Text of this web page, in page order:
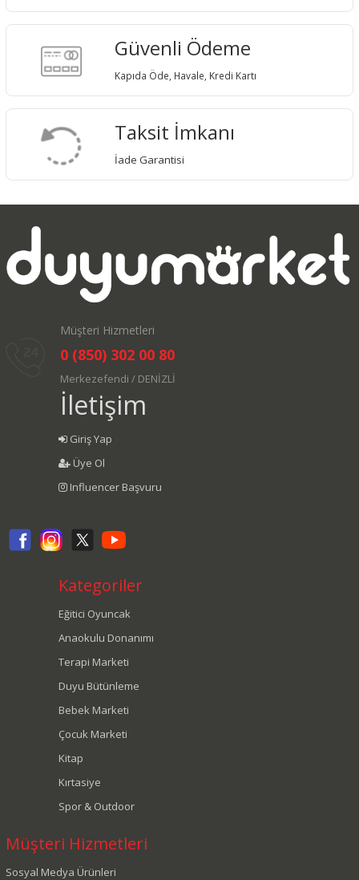
Güvenli Ödeme
Kapıda Öde, Havale, Kredi Kartı
Taksit İmkanı
İade Garantisi
Müşteri Hizmetleri
0 (850) 302 00 80
Merkezefendi / DENİZLİ
İletişim
Giriş Yap
Üye Ol
Influencer Başvuru
Kategoriler
Eğitici Oyuncak
Anaokulu Donanımı
Terapi Marketi
Duyu Bütünleme
Bebek Marketi
Çocuk Marketi
Kitap
Kırtasiye
Spor & Outdoor
Müşteri Hizmetleri
Sosyal Medya Ürünleri